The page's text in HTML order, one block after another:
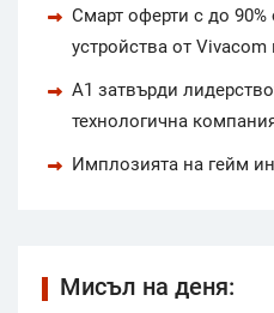
Смарт оферти с до 90%
устройства от Vivacom
А1 затвърди
технологична
Имплозията на гейм
Мисъл на деня: